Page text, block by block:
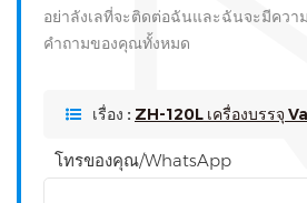
อย่าลังเลที่จะติดต่อฉันและฉันจะมีควา
คำถามของคุณทั้งหมด
เรื่อง : ZH-120L เครื่องบรรจุ
โทรของคุณ/WhatsApp